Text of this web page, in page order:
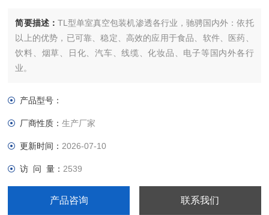
简要描述： TL型单室真空包装机渗透各行业，驰骋国内外：依托
以上的优势，已可靠、稳定、高效的应用于食品、软件、医药、
饮料、烟草、日化、汽车、线缆、化妆品、电子等国内外各行
业。
产品型号：
厂商性质：生产厂家
更新时间： 2026-07-10
访 问 量： 2539
产品咨询 联系我们